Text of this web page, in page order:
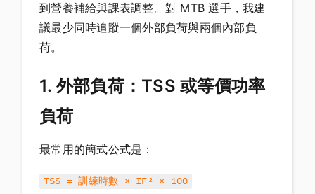
到營養補給與課表調整。對 MTB 選手，我建
議最少同時追蹤一個外部負荷與兩個內部負
荷。
1. 外部負荷：TSS 或等價功率
負荷
最常用的簡式公式是：
TSS = 訓練時數 × IF² × 100